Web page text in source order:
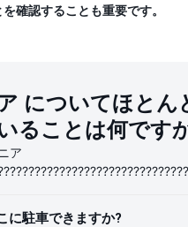
確認することも重要です。
についてほとん
ることは何です
ア
に駐車できますか?